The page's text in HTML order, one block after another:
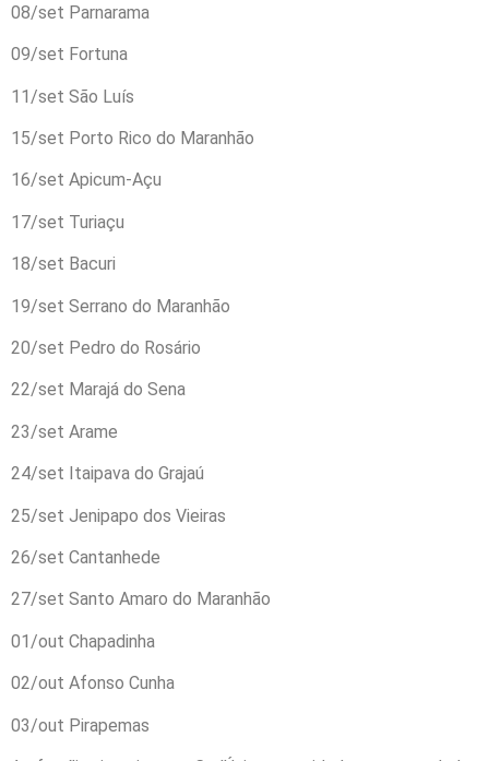
08/set Parnarama
09/set Fortuna
11/set São Luís
15/set Porto Rico do Maranhão
16/set Apicum-Açu
17/set Turiaçu
18/set Bacuri
19/set Serrano do Maranhão
20/set Pedro do Rosário
22/set Marajá do Sena
23/set Arame
24/set Itaipava do Grajaú
25/set Jenipapo dos Vieiras
26/set Cantanhede
27/set Santo Amaro do Maranhão
01/out Chapadinha
02/out Afonso Cunha
03/out Pirapemas